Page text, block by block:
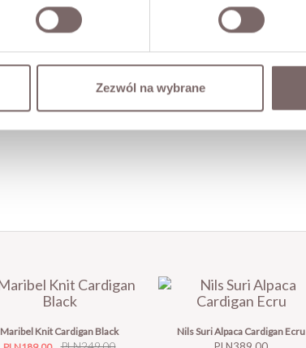
Zezwól na wybrane
Maribel Knit Cardigan Black Nils Suri Alpaca Cardigan Ecru